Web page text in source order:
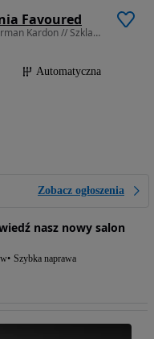
Favoured
1499 cm3 • 170 KM • Brązowa skóra // Harman Kardon // Szklany Dach // Gotowe do odbioru
Automatyczna
Zobacz ogłoszenia
nasz nowy salon
Szybka naprawa